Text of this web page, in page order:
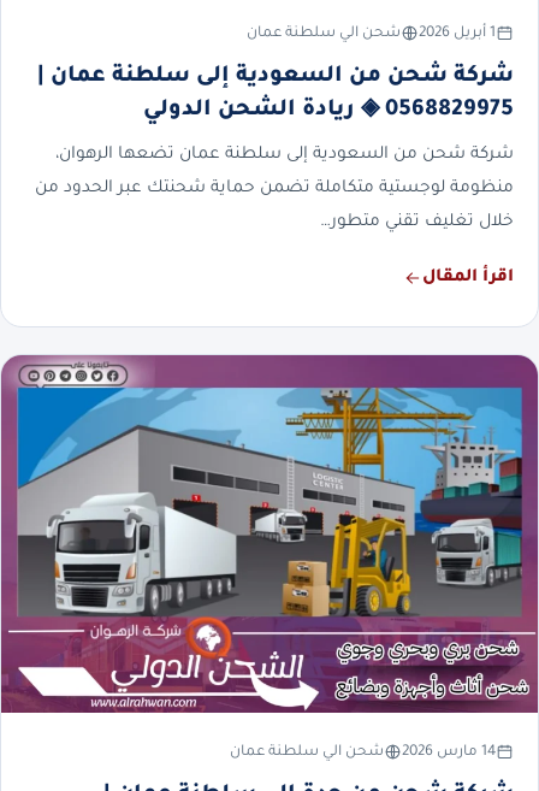
1 أبريل 2026 شحن الي سلطنة عمان
شركة شحن من السعودية إلى سلطنة عمان |
0568829975 ◈ ريادة الشحن الدولي
شركة شحن من السعودية إلى سلطنة عمان تضعها الرهوان،
منظومة لوجستية متكاملة تضمن حماية شحنتك عبر الحدود من
خلال تغليف تقني متطور…
اقرأ المقال
14 مارس 2026 شحن الي سلطنة عمان